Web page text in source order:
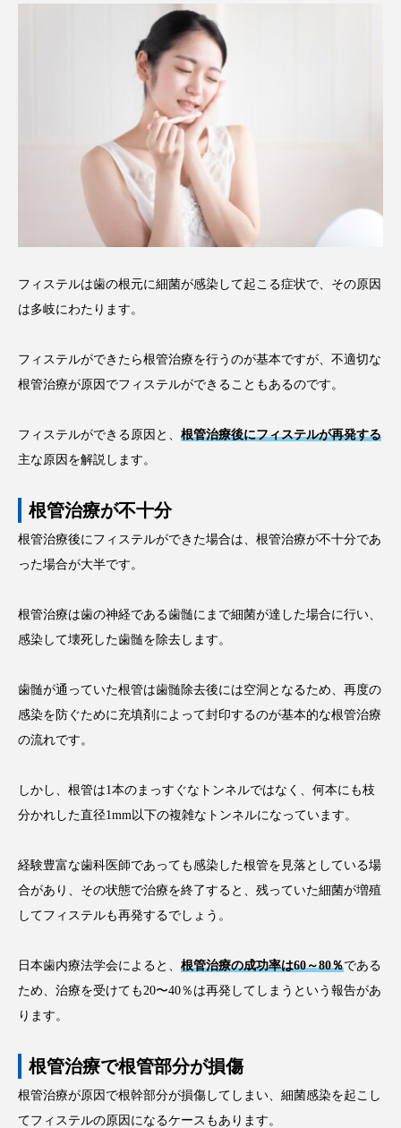
フィステルは歯の根元に細菌が感染して起こる症状で、その原因
は多岐にわたります。
フィステルができたら根管治療を行うのが基本ですが、不適切な
根管治療が原因でフィステルができることもあるのです。
フィステルができる原因と、 根管治療後にフィステルが再発する
主な原因を解説します。
根管治療が不十分
根管治療後にフィステルができた場合は、根管治療が不十分であ
った場合が大半です。
根管治療は歯の神経である歯髄にまで細菌が達した場合に行い、
感染して壊死した歯髄を除去します。
歯髄が通っていた根管は歯髄除去後には空洞となるため、再度の
感染を防ぐために充填剤によって封印するのが基本的な根管治療
の流れです。
しかし、根管は1本のまっすぐなトンネルではなく、何本にも枝
分かれした直径1mm以下の複雑なトンネルになっています。
経験豊富な歯科医師であっても感染した根管を見落としている場
合があり、その状態で治療を終了すると、残っていた細菌が増殖
してフィステルも再発するでしょう。
日本歯内療法学会によると、 根管治療の成功率は60～80％である
ため、治療を受けても20〜40％は再発してしまうという報告があ
ります。
根管治療で根管部分が損傷
根管治療が原因で根幹部分が損傷してしまい、細菌感染を起こし
てフィステルの原因になるケースもあります。